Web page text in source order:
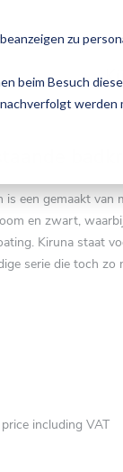
zu
beim Besuch
werden
is een gemaakt van
en zwart,
Kiruna staat
serie die toch zo
including VAT